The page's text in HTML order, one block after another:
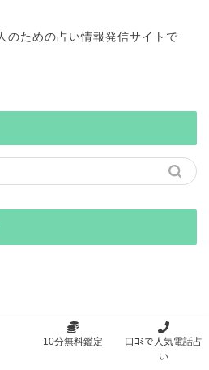
のための占い情報発信サイトで
10分無料鑑定
口ｺﾐで人気電話占
い